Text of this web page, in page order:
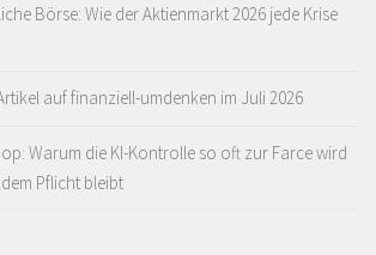
Börse: Wie der Aktienmarkt 2026 jede Krise
auf finanziell-umdenken im Juli 2026
Warum die KI-Kontrolle so oft zur Farce wird
Pflicht bleibt